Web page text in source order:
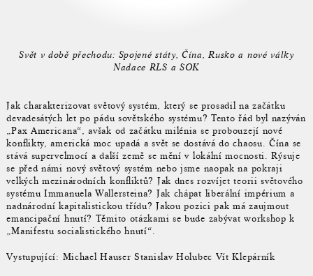
Svět v době přechodu: Spojené státy, Čína, Rusko a nové války
Nadace RLS a SOK
Jak charakterizovat světový systém, který se prosadil na začátku
devadesátých let po pádu sovětského systému? Tento řád byl nazýván
„Pax Americana“, avšak od začátku milénia se probouzejí nové
konflikty, americká moc upadá a svět se dostává do chaosu. Čína se
stává supervelmocí a další země se mění v lokální mocnosti. Rýsuje
se před námi nový světový systém nebo jsme naopak na pokraji
velkých mezinárodních konfliktů? Jak dnes rozvíjet teorii světového
systému Immanuela Wallersteina? Jak chápat liberální impérium a
nadnárodní kapitalistickou třídu? Jakou pozici pak má zaujmout
emancipační hnutí? Těmito otázkami se bude zabývat workshop k
„Manifestu socialistického hnutí“.
Vystupující: Michael Hauser Stanislav Holubec Vít Klepárník